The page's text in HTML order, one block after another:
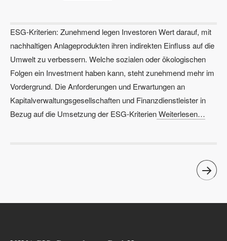
ESG-Kriterien: Zunehmend legen Investoren Wert darauf, mit
nachhaltigen Anlageprodukten ihren indirekten Einfluss auf die
Umwelt zu verbessern. Welche sozialen oder ökologischen
Folgen ein Investment haben kann, steht zunehmend mehr im
Vordergrund. Die Anforderungen und Erwartungen an
Kapitalverwaltungsgesellschaften und Finanzdienstleister in
Bezug auf die Umsetzung der ESG-KriterienWeiterlesen…